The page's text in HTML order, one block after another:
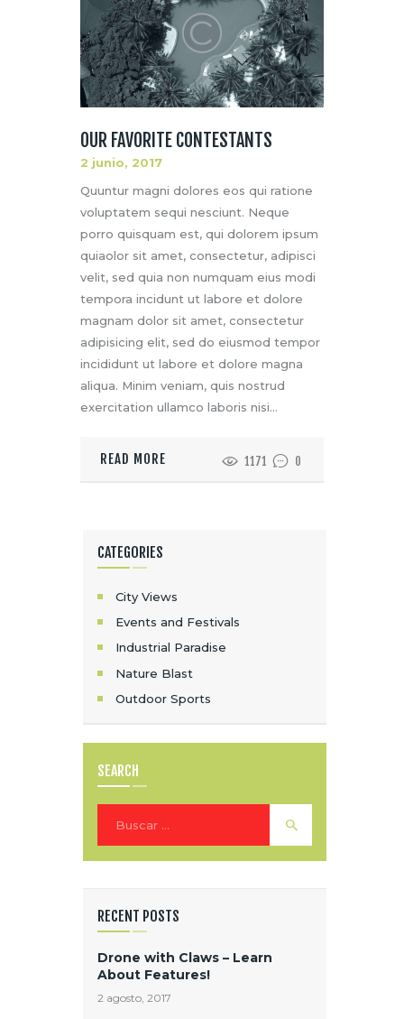
OUR FAVORITE CONTESTANTS
2 junio, 2017
Quuntur magni dolores eos qui ratione
voluptatem sequi nesciunt. Neque
porro quisquam est, qui dolorem ipsum
quiaolor sit amet, consectetur, adipisci
velit, sed quia non numquam eius modi
tempora incidunt ut labore et dolore
magnam dolor sit amet, consectetur
adipisicing elit, sed do eiusmod tempor
incididunt ut labore et dolore magna
aliqua. Minim veniam, quis nostrud
exercitation ullamco laboris nisi…
READ MORE 1171 0
CATEGORIES
City Views
Events and Festivals
Industrial Paradise
Nature Blast
Outdoor Sports
SEARCH
RECENT POSTS
Drone with Claws – Learn
About Features!
2 agosto, 2017